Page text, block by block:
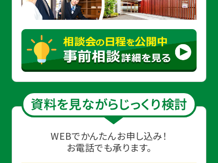
資料を見ながらじっくり検討
WEBでかんたんお申し込み！
お電話でも承ります。